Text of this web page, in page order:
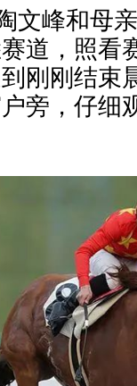
文峰和母
道，照看
刚刚结束
旁，仔细